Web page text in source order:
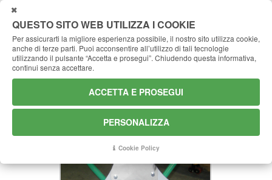
Home Accessori BP-Culla pivottante per bobine
BP-Culla pivottante per bobine
CULLA PIVOTTANTE per bobine, fusti o
rotoli
QUESTO SITO WEB UTILIZZA I COOKIE
Per assicurarti la migliore esperienza possibile, il nostro sito utilizza cookie,
anche di terze parti. Puoi acconsentire all’utilizzo di tali tecnologie
utilizzando il pulsante “Accetta e prosegui”. Chiudendo questa informativa,
continui senza accettare.
ACCETTA E PROSEGUI
CHIUDI
PERSONALIZZA
Cookie Policy